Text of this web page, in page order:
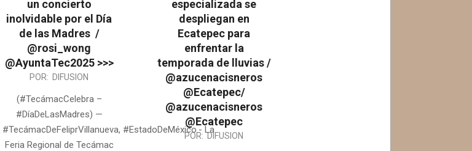
un concierto
inolvidable por el Día
de las Madres /
@rosi_wong
@AyuntaTec2025 >>>
POR: DIFUSION
(#TecámacCelebra –
#DíaDeLasMadres) —
#TecámacDeFeliprVillanueva, #EstadoDeMéxico.- La
Feria Regional de Tecámac
especializada se
despliegan en
Ecatepec para
enfrentar la
temporada de lluvias /
@azucenacisneros
@Ecatepec/
@azucenacisneros
@Ecatepec
2026-
POR: DIFUSION